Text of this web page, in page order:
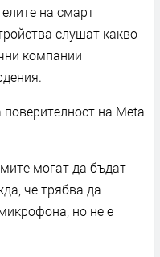
на смарт
слушат какво
компании
на Meta
могат да бъдат
че трябва да
но не е